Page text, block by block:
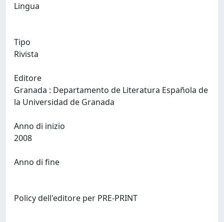
Lingua
Tipo
Rivista
Editore
Granada : Departamento de Literatura Española de
Anno di inizio
Anno di fine
Policy dell'editore per PRE-PRINT